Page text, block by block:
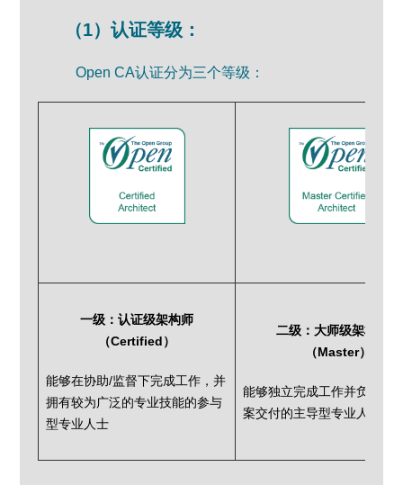
（1）认证等级：
Open CA认证分为三个等级：
一级：认证级架构师
（Certified）
能够在协助/监督下完成工作，并
拥有较为广泛的专业技能的参与
型专业人士
二级：大师级架构师
（Master）
能够独立完成工作并负责解
案交付的主导型专业人士